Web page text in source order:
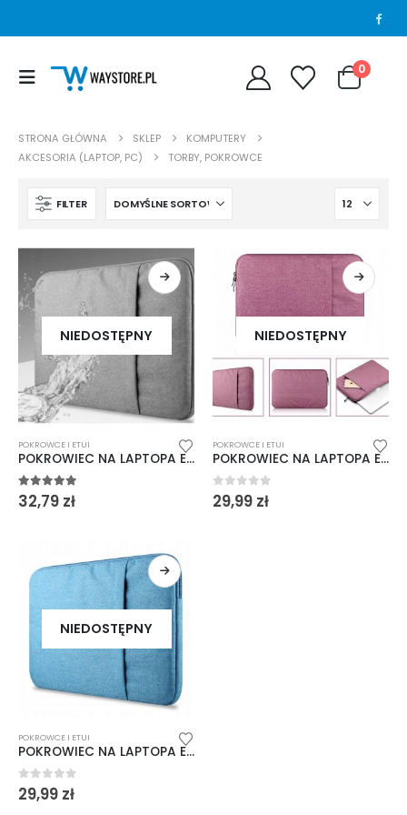
0
STRONA GŁÓWNA SKLEP
KOMPUTERY
AKCESORIA (LAPTOP, PC)
TORBY, POKROWCE
FILTER
NIEDOSTĘPNY
POKROWCE I ETUI
POKROWIEC NA LAPTOPA ETUI MACBOOK 13 CALI TORBA
5.00out of 5
32,79 zł
NIEDOSTĘPNY
POKROWCE I ETUI
POKROWIEC NA LAPTOPA ETUI MACBOOK 13 CALI TORBA
0out of 5
29,99 zł
NIEDOSTĘPNY
POKROWCE I ETUI
POKROWIEC NA LAPTOPA ETUI MACBOOK 13 CALI TORBA
0out of 5
29,99 zł